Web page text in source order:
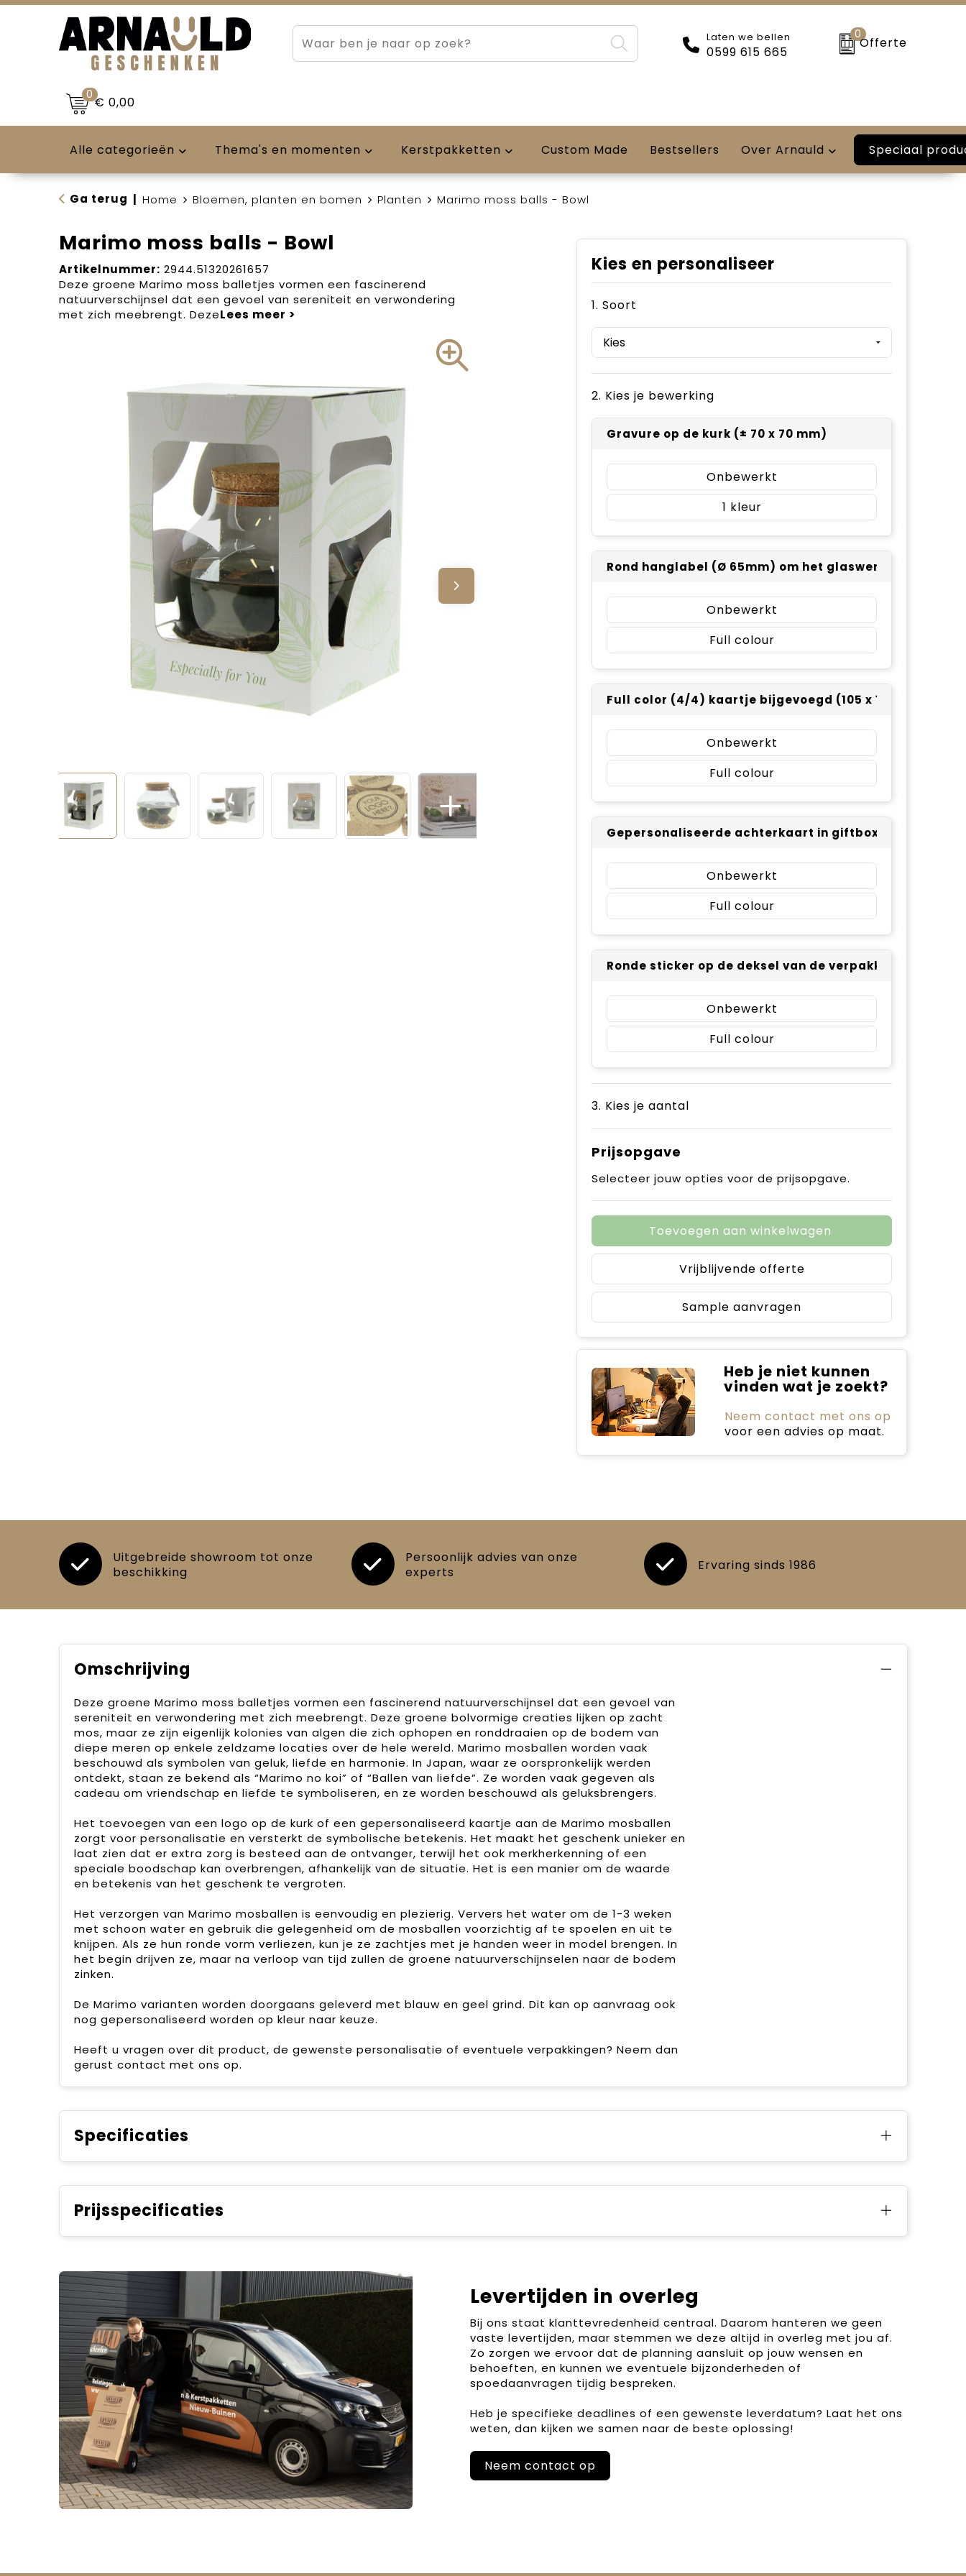
Laten we bellen
0599 615 665
0
Offerte
0€ 0,00
Alle categorieën Thema's en momenten Kerstpakketten Custom Made Bestsellers Over Arnauld Speciaal
Ga terug Home Bloemen, planten en bomen Planten Marimo moss balls - Bowl
Marimo moss balls - Bowl
Artikelnummer: 2944.51320261657
Deze groene Marimo moss balletjes vormen een fascinerend
natuurverschijnsel dat een gevoel van sereniteit en verwondering
met zich meebrengt. Deze
Kies en personaliseer
1. Soort
2. Kies je bewerking
Gravure op de kurk (± 70 x 70 mm)
Onbewerkt
1
Rond hanglabel (Ø 65mm) om het glaswerk - full color
Onbewerkt
Full colour
Full color (4/4) kaartje bijgevoegd (105 x 148)
Onbewerkt
Full colour
Gepersonaliseerde achterkaart in giftbox - full color
Onbewerkt
Full colour
Ronde sticker op de deksel van de verpakking (Ø
Onbewerkt
Full colour
3. Kies je aantal
Prijsopgave
Selecteer jouw opties voor de prijsopgave.
Toevoegen aan winkelwagen
Vrijblijvende offerte
Sample aanvragen
Heb je niet kunnen
vinden wat je zoekt?
Neem contact met ons op
voor een advies op maat.
Uitgebreide showroom tot onze
beschikking
Persoonlijk advies van onze
experts
Ervaring sinds 1986
Omschrijving
Deze groene Marimo moss balletjes vormen een fascinerend natuurverschijnsel dat een gevoel van
sereniteit en verwondering met zich meebrengt. Deze groene bolvormige creaties lijken op zacht
mos, maar ze zijn eigenlijk kolonies van algen die zich ophopen en ronddraaien op de bodem van
diepe meren op enkele zeldzame locaties over de hele wereld. Marimo mosballen worden vaak
beschouwd als symbolen van geluk, liefde en harmonie. In Japan, waar ze oorspronkelijk werden
ontdekt, staan ze bekend als “Marimo no koi” of “Ballen van liefde”. Ze worden vaak gegeven als
cadeau om vriendschap en liefde te symboliseren, en ze worden beschouwd als geluksbrengers.
Het toevoegen van een logo op de kurk of een gepersonaliseerd kaartje aan de Marimo mosballen
zorgt voor personalisatie en versterkt de symbolische betekenis. Het maakt het geschenk unieker en
laat zien dat er extra zorg is besteed aan de ontvanger, terwijl het ook merkherkenning of een
speciale boodschap kan overbrengen, afhankelijk van de situatie. Het is een manier om de waarde
en betekenis van het geschenk te vergroten.
Het verzorgen van Marimo mosballen is eenvoudig en plezierig. Ververs het water om de 1-3 weken
met schoon water en gebruik die gelegenheid om de mosballen voorzichtig af te spoelen en uit te
knijpen. Als ze hun ronde vorm verliezen, kun je ze zachtjes met je handen weer in model brengen. In
het begin drijven ze, maar na verloop van tijd zullen de groene natuurverschijnselen naar de bodem
zinken.
De Marimo varianten worden doorgaans geleverd met blauw en geel grind. Dit kan op aanvraag ook
nog gepersonaliseerd worden op kleur naar keuze.
Heeft u vragen over dit product, de gewenste personalisatie of eventuele verpakkingen? Neem dan
gerust contact met ons op.
Specificaties
Prijsspecificaties
Levertijden in overleg
Bij ons staat klanttevredenheid centraal. Daarom hanteren we geen
vaste levertijden, maar stemmen we deze altijd in overleg met jou af.
Zo zorgen we ervoor dat de planning aansluit op jouw wensen en
behoeften, en kunnen we eventuele bijzonderheden of
spoedaanvragen tijdig bespreken.
Heb je specifieke deadlines of een gewenste leverdatum? Laat het ons
weten, dan kijken we samen naar de beste oplossing!
Neem contact op